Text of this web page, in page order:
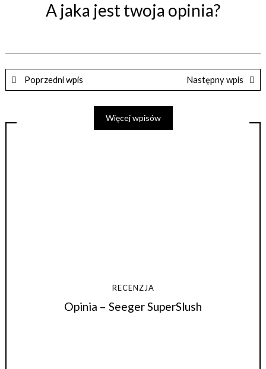
A jaka jest twoja opinia?
Poprzedni wpis Następny wpis
Więcej wpisów
RECENZJA
Opinia – Seeger SuperSlush